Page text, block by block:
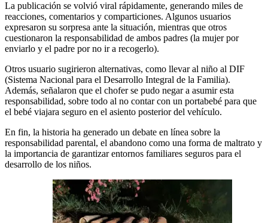
La publicación se volvió viral rápidamente, generando miles de
reacciones, comentarios y comparticiones. Algunos usuarios
expresaron su sorpresa ante la situación, mientras que otros
cuestionaron la responsabilidad de ambos padres (la mujer por
enviarlo y el padre por no ir a recogerlo).
Otros usuario sugirieron alternativas, como llevar al niño al DIF
(Sistema Nacional para el Desarrollo Integral de la Familia).
Además, señalaron que el chofer se pudo negar a asumir esta
responsabilidad, sobre todo al no contar con un portabebé para que
el bebé viajara seguro en el asiento posterior del vehículo.
En fin, la historia ha generado un debate en línea sobre la
responsabilidad parental, el abandono como una forma de maltrato y
la importancia de garantizar entornos familiares seguros para el
desarrollo de los niños.